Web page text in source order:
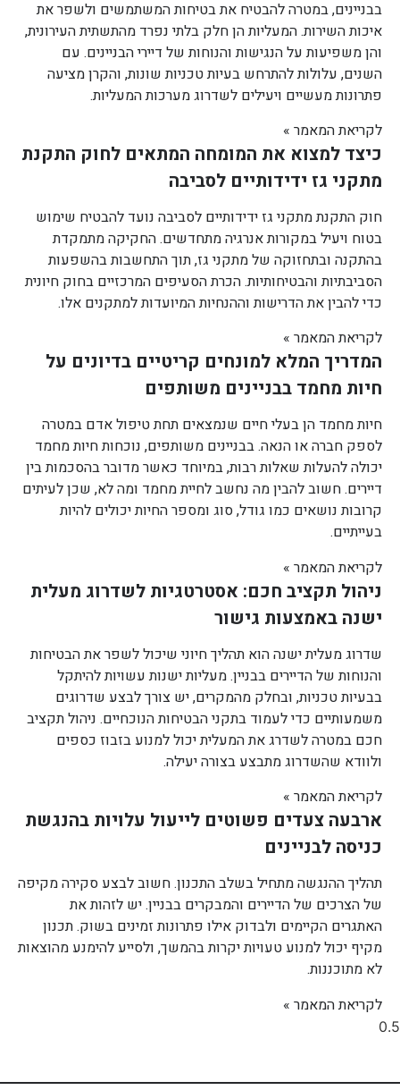
בבניינים, במטרה להבטיח את בטיחות המשתמשים ולשפר את
איכות השירות. המעליות הן חלק בלתי נפרד מהתשתית העירונית,
והן משפיעות על הנגישות והנוחות של דיירי הבניינים. עם
השנים, עלולות להתרחש בעיות טכניות שונות, והקרן מציעה
פתרונות מעשיים ויעילים לשדרוג מערכות המעליות.
לקריאת המאמר »
כיצד למצוא את המומחה המתאים לחוק התקנת
מתקני גז ידידותיים לסביבה
חוק התקנת מתקני גז ידידותיים לסביבה נועד להבטיח שימוש
בטוח ויעיל במקורות אנרגיה מתחדשים. החקיקה מתמקדת
בהתקנה ובתחזוקה של מתקני גז, תוך התחשבות בהשפעות
הסביבתיות והבטיחותיות. הכרת הסעיפים המרכזיים בחוק חיונית
כדי להבין את הדרישות וההנחיות המיועדות למתקנים אלו.
לקריאת המאמר »
המדריך המלא למונחים קריטיים בדיונים על
חיות מחמד בבניינים משותפים
חיות מחמד הן בעלי חיים שנמצאים תחת טיפול אדם במטרה
לספק חברה או הנאה. בבניינים משותפים, נוכחות חיות מחמד
יכולה להעלות שאלות רבות, במיוחד כאשר מדובר בהסכמות בין
דיירים. חשוב להבין מה נחשב לחיית מחמד ומה לא, שכן לעיתים
קרובות נושאים כמו גודל, סוג ומספר החיות יכולים להיות
בעייתיים.
לקריאת המאמר »
ניהול תקציב חכם: אסטרטגיות לשדרוג מעלית
ישנה באמצעות גישור
שדרוג מעלית ישנה הוא תהליך חיוני שיכול לשפר את הבטיחות
והנוחות של הדיירים בבניין. מעליות ישנות עשויות להיתקל
בבעיות טכניות, ובחלק מהמקרים, יש צורך לבצע שדרוגים
משמעותיים כדי לעמוד בתקני הבטיחות הנוכחיים. ניהול תקציב
חכם במטרה לשדרג את המעלית יכול למנוע בזבוז כספים
ולוודא שהשדרוג מתבצע בצורה יעילה.
לקריאת המאמר »
ארבעה צעדים פשוטים לייעול עלויות בהנגשת
כניסה לבניינים
תהליך ההנגשה מתחיל בשלב התכנון. חשוב לבצע סקירה מקיפה
של הצרכים של הדיירים והמבקרים בבניין. יש לזהות את
האתגרים הקיימים ולבדוק אילו פתרונות זמינים בשוק. תכנון
מקיף יכול למנוע טעויות יקרות בהמשך, ולסייע להימנע מהוצאות
לא מתוכננות.
לקריאת המאמר »